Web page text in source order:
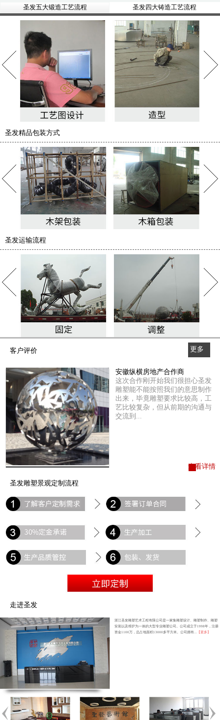
圣发五大锻造工艺流程 圣发四大铸造工艺流程
圣发精品包装方式
圣发运输流程
客户评价
更多
查看详情
安徽纵横房地产合作商
这次合作刚开始我们很担心圣发
雕塑能不能按照我们的意思制作
出来，毕竟雕塑要求比较高，工
艺比较复杂，但从前期的沟通与
交流到...
圣发雕塑景观定制流程
走进圣发
浙江圣发雕塑艺术工程有限公司是一家集雕塑设计、雕塑制作、雕塑
安装以及维护为一体的大型专业雕塑公司。公司成立于1998年，注册
资金1100万，总占地面积13000多平方米。公司拥有...
【更多】